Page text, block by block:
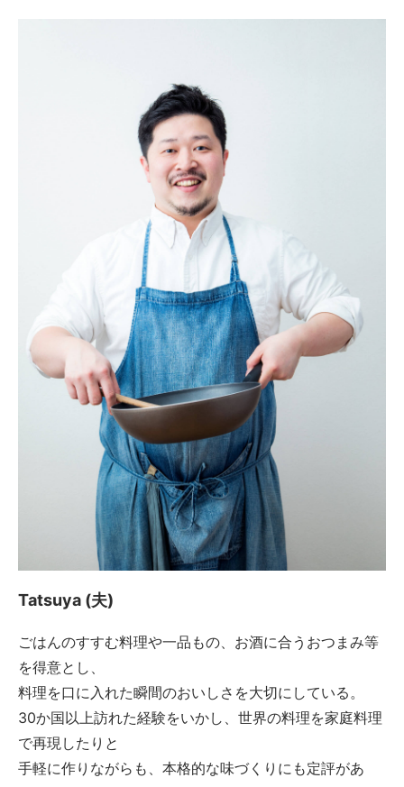
Tatsuya (夫)
ごはんのすすむ料理や一品もの、お酒に合うおつまみ等
を得意とし、
料理を口に入れた瞬間のおいしさを大切にしている。
30か国以上訪れた経験をいかし、世界の料理を家庭料理
で再現したりと
手軽に作りながらも、本格的な味づくりにも定評があ